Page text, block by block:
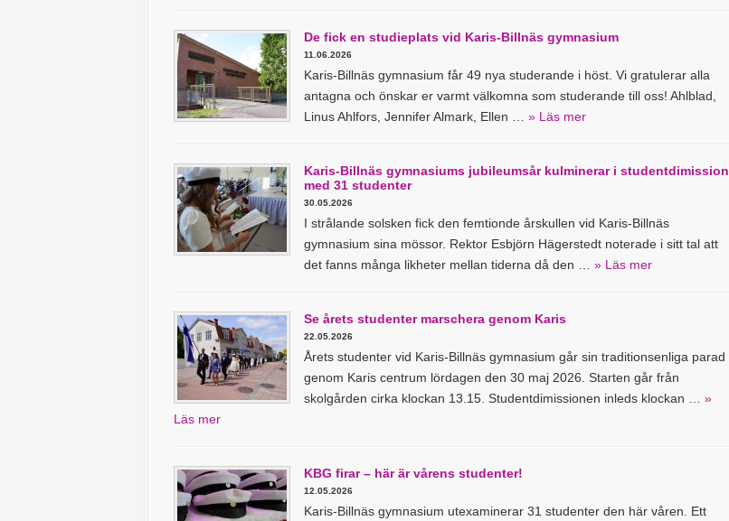
De fick en studieplats vid Karis-Billnäs gymnasium
11.06.2026
Karis-Billnäs gymnasium får 49 nya studerande i höst. Vi gratulerar alla
antagna och önskar er varmt välkomna som studerande till oss! Ahlblad,
Linus Ahlfors, Jennifer Almark, Ellen … » Läs mer
Karis-Billnäs gymnasiums jubileumsår kulminerar i studentdimission
med 31 studenter
30.05.2026
I strålande solsken fick den femtionde årskullen vid Karis-Billnäs
gymnasium sina mössor. Rektor Esbjörn Hägerstedt noterade i sitt tal att
det fanns många likheter mellan tiderna då den … » Läs mer
Se årets studenter marschera genom Karis
22.05.2026
Årets studenter vid Karis-Billnäs gymnasium går sin traditionsenliga parad
genom Karis centrum lördagen den 30 maj 2026. Starten går från
skolgården cirka klockan 13.15. Studentdimissionen inleds klockan … »
Läs mer
KBG firar – här är vårens studenter!
12.05.2026
Karis-Billnäs gymnasium utexaminerar 31 studenter den här våren. Ett